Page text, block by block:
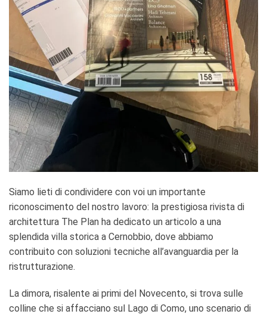
Siamo lieti di condividere con voi un importante
riconoscimento del nostro lavoro: la prestigiosa rivista di
architettura The Plan ha dedicato un articolo a una
splendida villa storica a Cernobbio, dove abbiamo
contribuito con soluzioni tecniche all’avanguardia per la
ristrutturazione.
La dimora, risalente ai primi del Novecento, si trova sulle
colline che si affacciano sul Lago di Como, uno scenario di